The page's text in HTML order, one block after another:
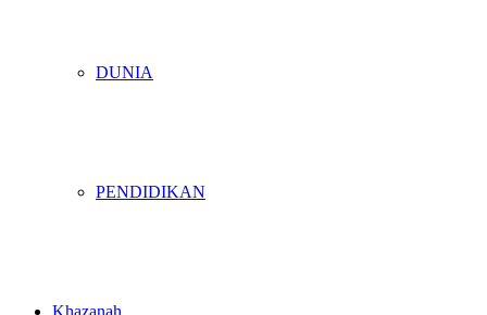
DUNIA
PENDIDIKAN
Khazanah